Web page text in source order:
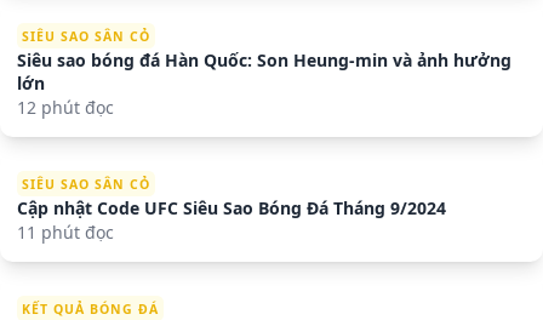
SIÊU SAO SÂN CỎ
Siêu sao bóng đá Hàn Quốc: Son Heung-min và ảnh hưởng
lớn
12 phút đọc
SIÊU SAO SÂN CỎ
Cập nhật Code UFC Siêu Sao Bóng Đá Tháng 9/2024
11 phút đọc
KẾT QUẢ BÓNG ĐÁ